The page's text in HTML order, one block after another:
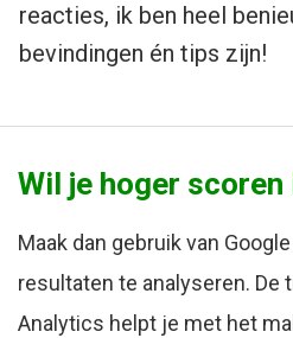
reacties, ik ben heel
bevindingen én tips zijn!
Wil je hoger scoren
Maak dan gebruik van
resultaten te analyseren. De
Analytics helpt je met het